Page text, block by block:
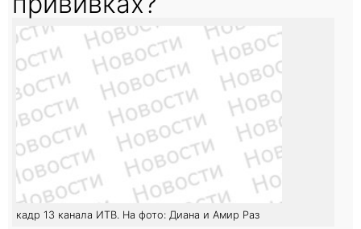
кадр 13 канала ИТВ. На фото: Диана и Амир Раз